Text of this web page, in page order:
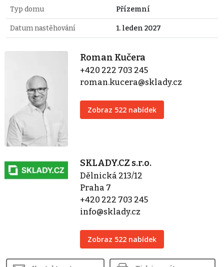
Typ domu Přízemní
Datum nastěhování 1. leden 2027
Roman Kučera
+420 222 703 245
roman.kucera@sklady.cz
Zobraz 522 nabídek
SKLADY.CZ s.r.o.
Dělnická 213/12
Praha 7
+420 222 703 245
info@sklady.cz
Zobraz 522 nabídek